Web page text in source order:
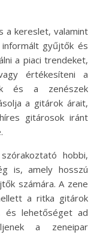
a kereslet, valamint
gyűjtők és
a piaci trendeket,
értékesíteni a
és a zenészek
a gitárok árait,
gitárosok iránt
hobbi,
is, amely hosszú
számára. A zene
a ritka gitárok
és lehetőséget ad
a zeneipar